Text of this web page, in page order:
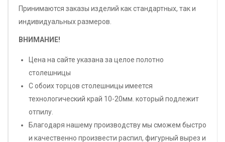
Принимаются заказы изделий как стандартных, так и
индивидуальных размеров.
ВНИМАНИЕ!
Цена на сайте указана за целое полотно
столешницы
С обоих торцов столешницы имеется
технологический край 10-20мм. который подлежит
отпилу.
Благодаря нашему производству мы сможем быстро
и качественно произвести распил, фигурный вырез и